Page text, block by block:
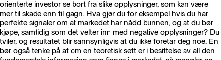
orienterte investor se bort fra slike opplysninger, som kan være
mer til skade enn til gagn. Hva gjør du for eksempel hvis du har
perfekte signaler om at markedet har nådd bunnen, og at du bør
kjøpe, samtidig som det velter inn med negative opplysninger? Du
tviler, og resultatet blir sannsynligvis at du ikke foretar deg noe. En
bør også tenke på at om en teoretisk sett er i besittelse av all den